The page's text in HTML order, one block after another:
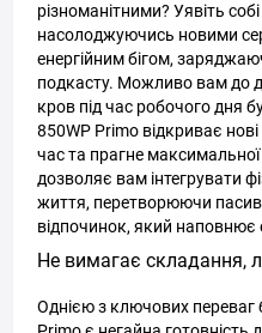
різноманітними? Уявіть
насолоджуючись новими
енергійним бігом,
подкасту. Можливо вам до
кров під час робочого дня
850WP Primo відкриває
час та прагне
дозволяє вам інтегрувати
життя, перетворюючи
відпочинок, який наповнює
Не вимагає складання,
Однією з ключових переваг